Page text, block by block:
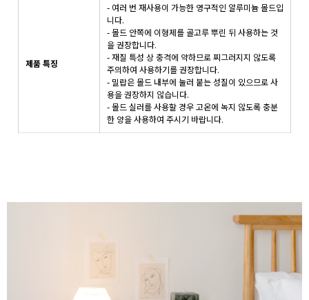
제품 특징
- 여러 번 재사용이 가능한 영구적인 알루미늄 몰드입
니다.
- 몰드 안쪽에 이형제를 골고루 뿌린 뒤 사용하는 것
을 권장합니다.
- 재질 특성 상 충격에 약하므로 찌그러지지 않도록
주의하여 사용하기를 권장합니다.
- 밀랍은 몰드 내부에 눌러 붙는 성질이 있으므로 사
용을 권장하지 않습니다.
- 몰드 실러를 사용할 경우 고온에 녹지 않도록 충분
한 양을 사용하여 주시기 바랍니다.